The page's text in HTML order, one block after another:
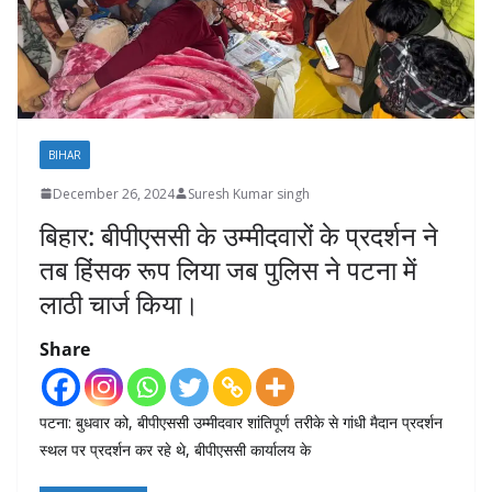
BIHAR
December 26, 2024 Suresh Kumar singh
बिहार: बीपीएससी के उम्मीदवारों के प्रदर्शन ने
तब हिंसक रूप लिया जब पुलिस ने पटना में
लाठी चार्ज किया।
Share
पटना: बुधवार को, बीपीएससी उम्मीदवार शांतिपूर्ण तरीके से गांधी मैदान प्रदर्शन
स्थल पर प्रदर्शन कर रहे थे, बीपीएससी कार्यालय के